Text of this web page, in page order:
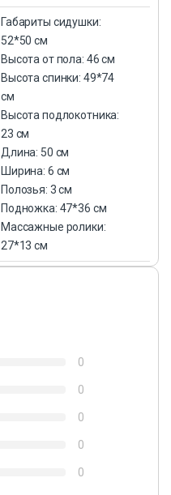
Габариты сидушки:
52*50 см
Высота от пола: 46 см
Высота спинки: 49*74
см
Высота подлокотника:
23 см
Длина: 50 см
Ширина: 6 см
Полозья: 3 см
Подножка: 47*36 см
Массажные ролики:
27*13 см
0
0
0
0
0